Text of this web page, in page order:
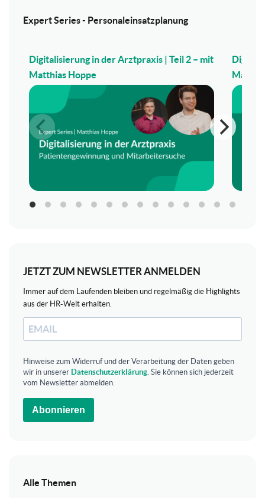
Expert Series - Personaleinsatzplanung
Digitalisierung in der Arztpraxis | Teil 2 – mit
Matthias Hoppe
JETZT ZUM NEWSLETTER ANMELDEN
Immer auf dem Laufenden bleiben und regelmäßig die Highlights
aus der HR-Welt erhalten.
Hinweise zum Widerruf und der Verarbeitung der Daten geben
wir in unserer Datenschutzerklärung . Sie können sich jederzeit
vom Newsletter abmelden.
Abonnieren
Alle Themen